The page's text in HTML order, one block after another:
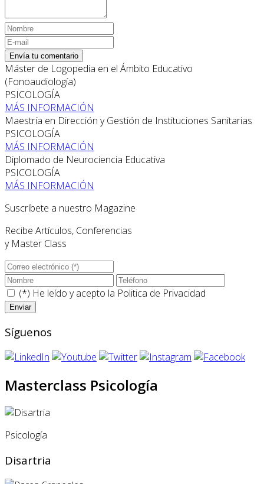
Envía tu comentario
Máster de Logopedia en el Ámbito Educativo
(Fonoaudiología)
PSICOLOGÍA
MÁS INFORMACIÓN
Maestría en Dirección y Gestión de Instituciones Sanitarias
PSICOLOGÍA
MÁS INFORMACIÓN
Diplomado de Neurociencia Educativa
PSICOLOGÍA
MÁS INFORMACIÓN
Suscríbete a nuestro Magazine
Recibe Artículos, Conferencias
y Master Class
(*) He leído y acepto la Politica de Privacidad
Síguenos
Masterclass Psicología
Psicología
Disartria